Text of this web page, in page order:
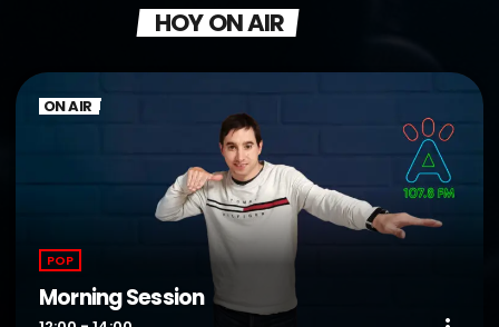
HOY ON AIR
ON AIR
POP
Morning Session